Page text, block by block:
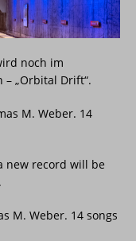
noch im
– „Orbital Drift“.
M. Weber. 14
new record will be
M. Weber. 14 songs